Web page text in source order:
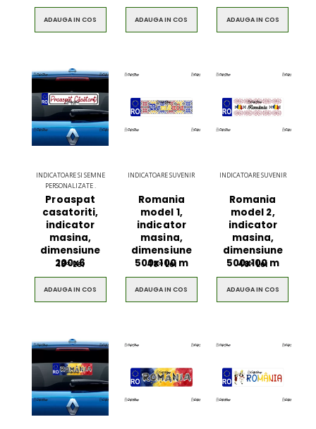
ADAUGA IN COS ADAUGA IN COS ADAUGA IN COS
INDICATOARE SI SEMNE
PERSONALIZATE .
Proaspat
casatoriti,
indicator
masina,
dimensiune
200x6
1800Lei
ADAUGA IN COS
INDICATOARE SUVENIR
Romania
model 1,
indicator
masina,
dimensiune
500x100 m
4800Lei
ADAUGA IN COS
INDICATOARE SUVENIR
Romania
model 2,
indicator
masina,
dimensiune
500x100 m
4800 Lei
ADAUGA IN COS